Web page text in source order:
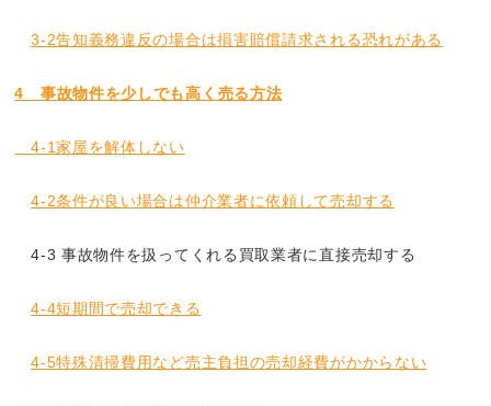
3-2告知義務違反の場合は損害賠償請求される恐れがある
4 事故物件を少しでも高く売る方法
4-1家屋を解体しない
4-2条件が良い場合は仲介業者に依頼して売却する
4-3 事故物件を扱ってくれる買取業者に直接売却する
4-4短期間で売却できる
4-5特殊清掃費用など売主負担の売却経費がかからない